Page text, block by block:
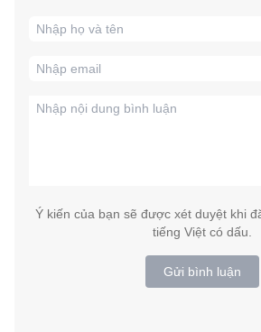
Ý kiến của bạn sẽ được xét duyệt khi
tiếng Việt có dấu.
Gửi bình luận